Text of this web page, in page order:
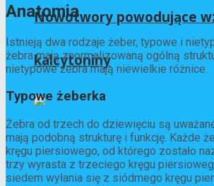
Nowotwory powodujące
kalcytoniny
Anatomia
Istnieją dwa rodzaje żeber, typowe i
żebra mają znormalizowaną ogólną
nietypowe żebra mają niewielkie różnice.
Typowe żeberka
Żebra od trzech do dziewięciu są
mają podobną strukturę i funkcję. Każde
kręgu piersiowego, od którego zostało
trzy wyrasta z trzeciego kręgu
siedem wyłania się z siódmego kręgu